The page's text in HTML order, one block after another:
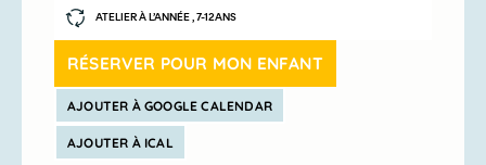
ATELIER À L’ANNÉE , 7-12ANS
RÉSERVER POUR MON ENFANT
AJOUTER À GOOGLE CALENDAR
AJOUTER À ICAL